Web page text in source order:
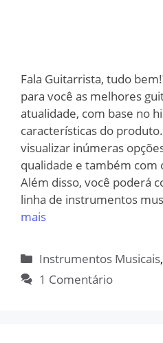
Fala Guitarrista, tudo
para você as melhores
atualidade, com base no
características do
visualizar inúmeras
qualidade e também
Além disso, você poderá
linha de instrumentos
mais
Categorias
Instrumentos Musicais,
1 Comentário